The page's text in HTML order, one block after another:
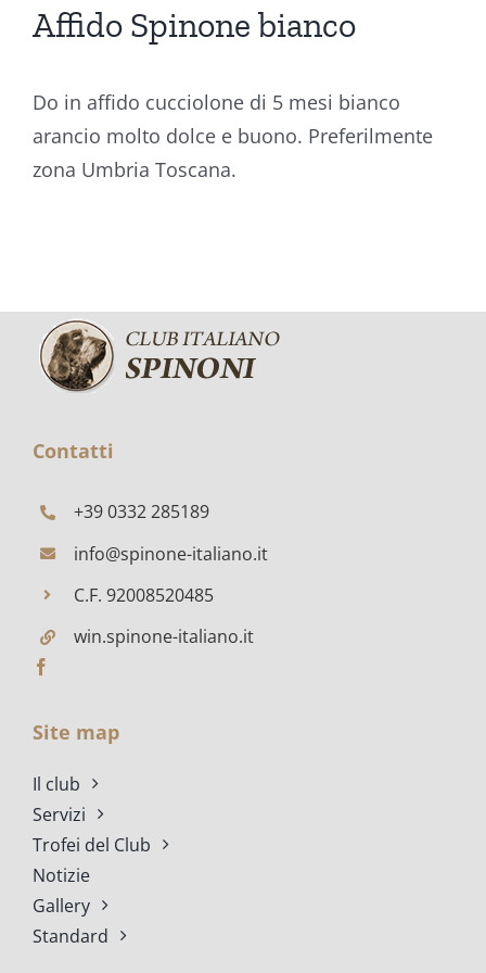
Affido Spinone bianco
Do in affido cucciolone di 5 mesi bianco
arancio molto dolce e buono. Preferilmente
zona Umbria Toscana.
Contatti
+39 0332 285189
info@spinone-italiano.it
C.F. 92008520485
win.spinone-italiano.it
Site map
Il club
Servizi
Trofei del Club
Notizie
Gallery
Standard